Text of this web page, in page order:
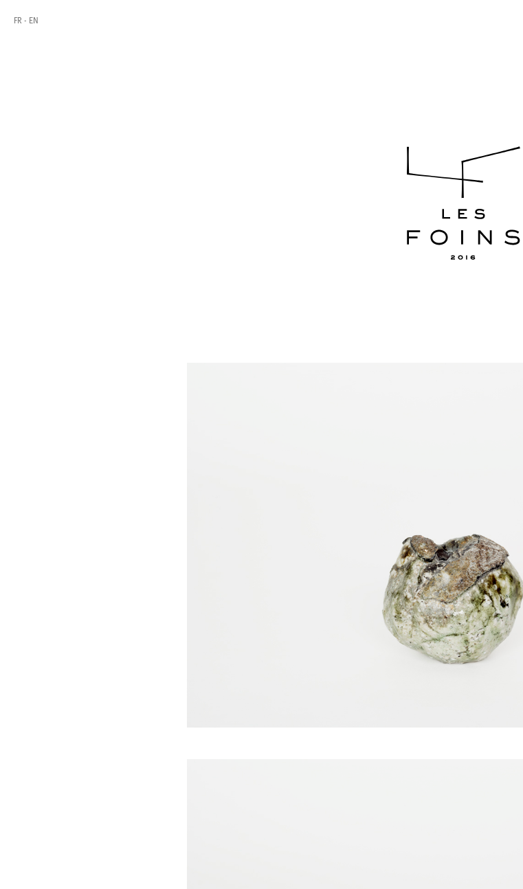
FR EN